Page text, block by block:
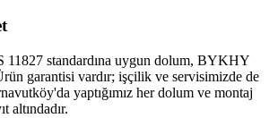
11827 standardına uygun dolum, BYKHY
garantisi vardır; işçilik ve servisimizde de
yaptığımız her dolum ve montaj
altındadır.